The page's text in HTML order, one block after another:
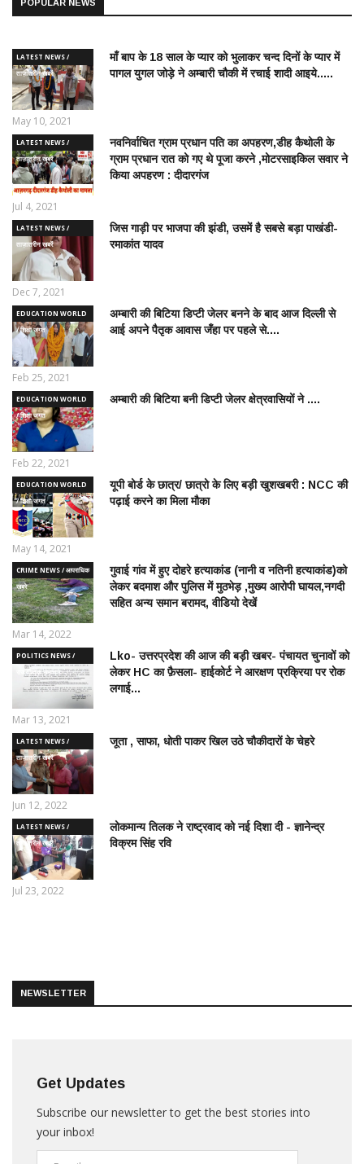
POPULAR NEWS
LATEST NEWS /
ताज़ातरीन खबरें
माँ बाप के 18 साल के प्यार को भुलाकर चन्द दिनों के प्यार में
पागल युगल जोड़े ने अम्बारी चौकी में रचाई शादी आइये.....
May 10, 2021
LATEST NEWS /
ताज़ातरीन खबरें
नवनिर्वाचित ग्राम प्रधान पति का अपहरण,डीह कैथोली के
ग्राम प्रधान रात को गए थे पूजा करने ,मोटरसाइकिल सवार ने
किया अपहरण : दीदारगंज
Jul 4, 2021
LATEST NEWS /
ताज़ातरीन खबरें
जिस गाड़ी पर भाजपा की झंडी, उसमें है सबसे बड़ा पाखंडी-
रमाकांत यादव
Dec 7, 2021
EDUCATION WORLD
/ शिक्षा जगत
अम्बारी की बिटिया डिप्टी जेलर बनने के बाद आज दिल्ली से
आई अपने पैतृक आवास जँहा पर पहले से....
Feb 25, 2021
EDUCATION WORLD
/ शिक्षा जगत
अम्बारी की बिटिया बनी डिप्टी जेलर क्षेत्रवासियों ने ....
Feb 22, 2021
EDUCATION WORLD
/ शिक्षा जगत
यूपी बोर्ड के छात्र/ छात्रो के लिए बड़ी खुशखबरी : NCC की
पढ़ाई करने का मिला मौका
May 14, 2021
CRIME NEWS / आपराधिक
ख़बरे
गुवाई गांव में हुए दोहरे हत्याकांड (नानी व नतिनी हत्याकांड)को
लेकर बदमाश और पुलिस में मुठभेड़ ,मुख्य आरोपी घायल,नगदी
सहित अन्य समान बरामद, वीडियो देखें
Mar 14, 2022
POLITICS NEWS /
राजनीतिक समाचार
Lko- उत्तरप्रदेश की आज की बड़ी खबर- पंचायत चुनावों को
लेकर HC का फ़ैसला- हाईकोर्ट ने आरक्षण प्रक्रिया पर रोक
लगाई...
Mar 13, 2021
LATEST NEWS /
ताज़ातरीन खबरें
जूता , साफा, धोती पाकर खिल उठे चौकीदारों के चेहरे
Jun 12, 2022
LATEST NEWS /
ताज़ातरीन खबरें
लोकमान्य तिलक ने राष्ट्रवाद को नई दिशा दी - ज्ञानेन्द्र
विक्रम सिंह रवि
Jul 23, 2022
NEWSLETTER
Get Updates
Subscribe our newsletter to get the best stories into
your inbox!